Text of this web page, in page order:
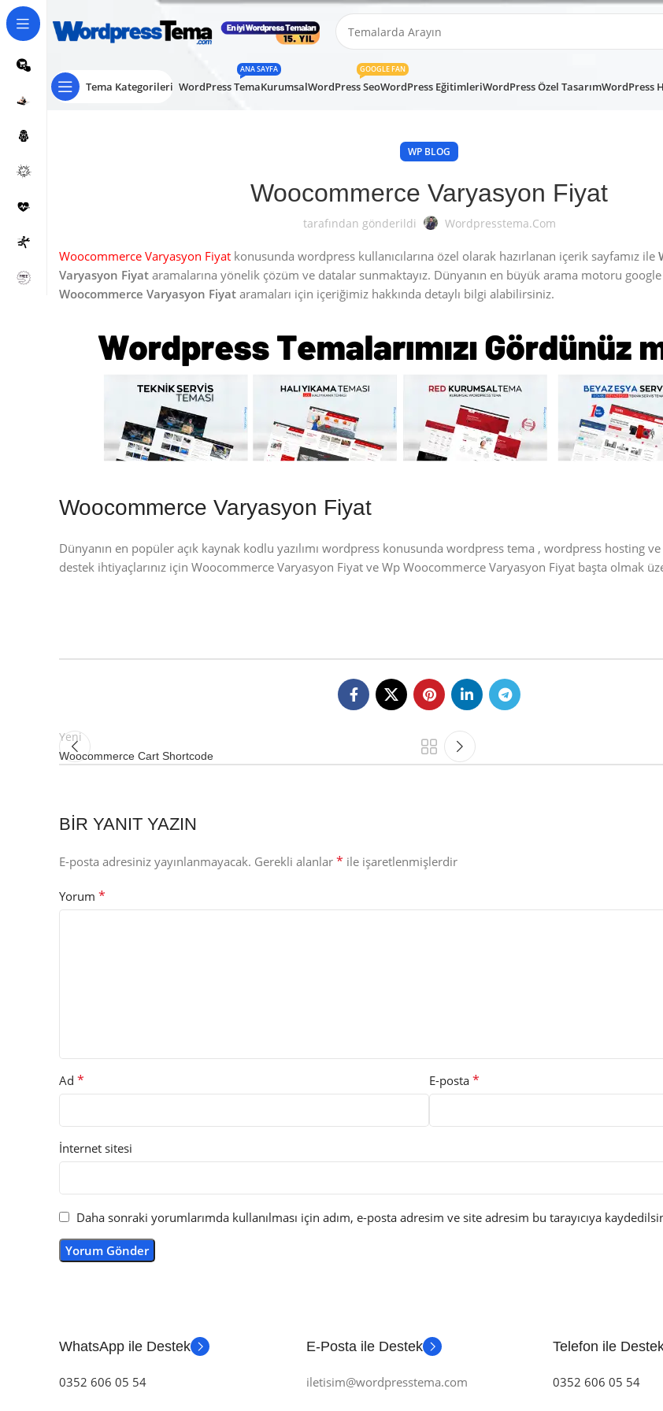
Tema Kategorileri WordPress Tema
ANA SAYFA
KurumsalWordPress Seo
GOOGLE FAN
WordPress EğitimleriWordPress Özel TasarımWordPress
WP BLOG
Woocommerce Varyasyon Fiyat
tarafından gönderildi Wordpresstema.com
Woocommerce Varyasyon Fiyat konusunda wordpress kullanıcılarına özel olarak hazırlanan içerik sayfamız ile
Varyasyon Fiyat aramalarına yönelik çözüm ve datalar sunmaktayız. Dünyanın en büyük arama motoru
Woocommerce Varyasyon Fiyat aramaları için içeriğimiz hakkında detaylı bilgi alabilirsiniz.
Woocommerce Varyasyon Fiyat
Dünyanın en popüler açık kaynak kodlu yazılımı wordpress konusunda wordpress tema , wordpress hosting
destek ihtiyaçlarınız için Woocommerce Varyasyon Fiyat ve Wp Woocommerce Varyasyon Fiyat başta olmak
Yeni
Woocommerce Cart Shortcode
BIR YANIT YAZIN
E-posta adresiniz yayınlanmayacak. Gerekli alanlar * ile işaretlenmişlerdir
Yorum *
Ad * E-posta*
İnternet sitesi
Daha sonraki yorumlarımda kullanılması için adım, e-posta adresim ve site adresim bu tarayıcıya
WhatsApp ile Destek
0352 606 05 54
E-Posta ile Destek
iletisim@wordpresstema.com
Telefon ile
0352 606 05 54